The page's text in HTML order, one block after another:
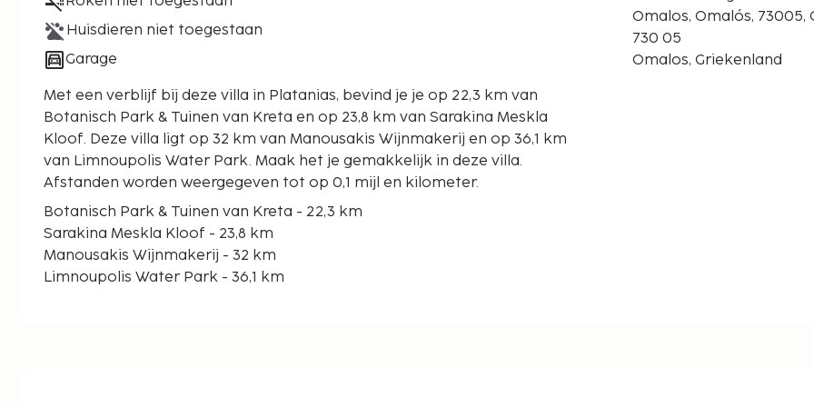
Huisdieren niet toegestaan
Garage
Met een verblijf bij deze villa in Platanias, bevind je je op 22,3 km van
Botanisch Park & Tuinen van Kreta en op 23,8 km van Sarakina Meskla
Kloof. Deze villa ligt op 32 km van Manousakis Wijnmakerij en op 36,1 km
van Limnoupolis Water Park. Maak het je gemakkelijk in deze villa.
Afstanden worden weergegeven tot op 0,1 mijl en kilometer.
Botanisch Park & Tuinen van Kreta - 22,3 km
Sarakina Meskla Kloof - 23,8 km
Manousakis Wijnmakerij - 32 km
Limnoupolis Water Park - 36,1 km
Omalos, Omalós, 73005,
730 05
Omalos, Griekenland